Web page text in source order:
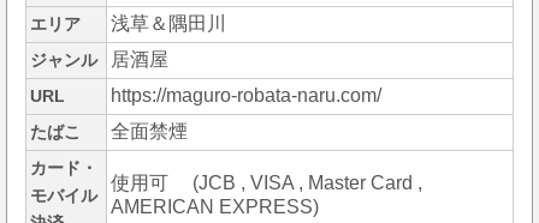
エリア 浅草＆隅田川
ジャンル 居酒屋
URL https://maguro-robata-naru.com/
たばこ 全面禁煙
カード・
モバイル
使用可 (JCB , VISA , Master Card ,
AMERICAN EXPRESS)